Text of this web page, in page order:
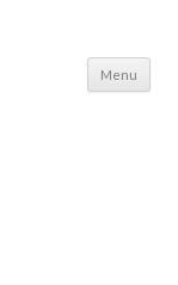
Menu
Aller